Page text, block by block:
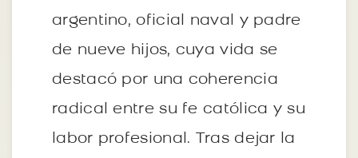
argentino, oficial naval y padre
de nueve hijos, cuya vida se
destacó por una coherencia
radical entre su fe católica y su
labor profesional. Tras dejar la